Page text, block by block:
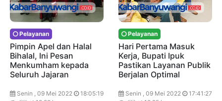
Pelayanan
Pimpin Apel dan Halal
Bihalal, Ini Pesan
Menkumham kepada
Seluruh Jajaran
Senin , 09 Mei 2022
18:05:19
Pelayanan
Hari Pertama Masuk
Kerja, Bupati Ipuk
Pastikan Layanan Publik
Berjalan Optimal
Senin , 09 Mei 2022
17:41:27